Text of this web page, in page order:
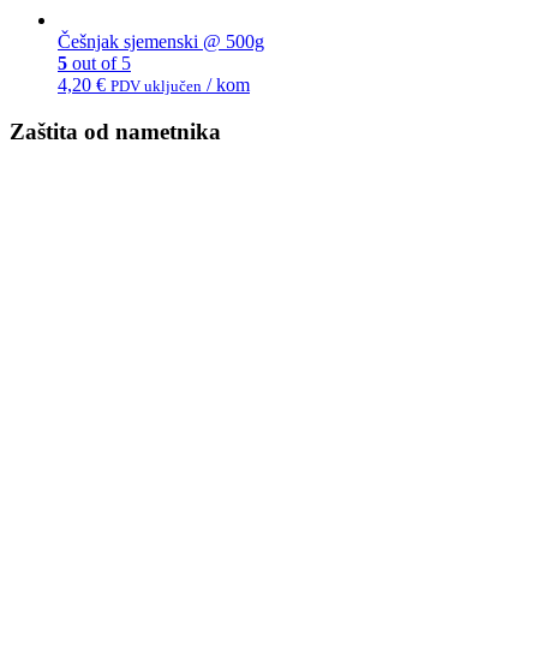
Češnjak sjemenski @ 500g
5 out of 5
4,20 € PDV uključen / kom
Zaštita od nametnika